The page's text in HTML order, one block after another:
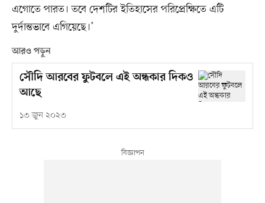
এগোতে পারত। তবে দেশটির ইতিহাসের পরিপ্রেক্ষিতে এটি
দুর্দান্তভাবে এগিয়েছে।’
আরও পড়ুন
সৌদি আরবের ফুটবলে এই অন্ধকার দিকও
আছে
১৩ জুন ২০২৩